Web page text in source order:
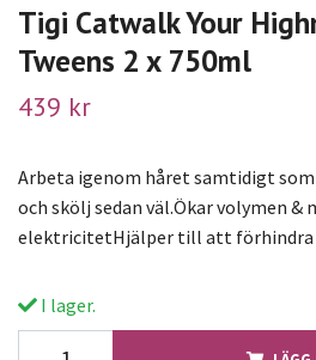
Tigi Catwalk Your
Tweens 2 x 750ml
439 kr
Arbeta igenom håret samtidigt
och skölj sedan väl.Ökar volymen &
elektricitetHjälper till att förhindra
I lager.